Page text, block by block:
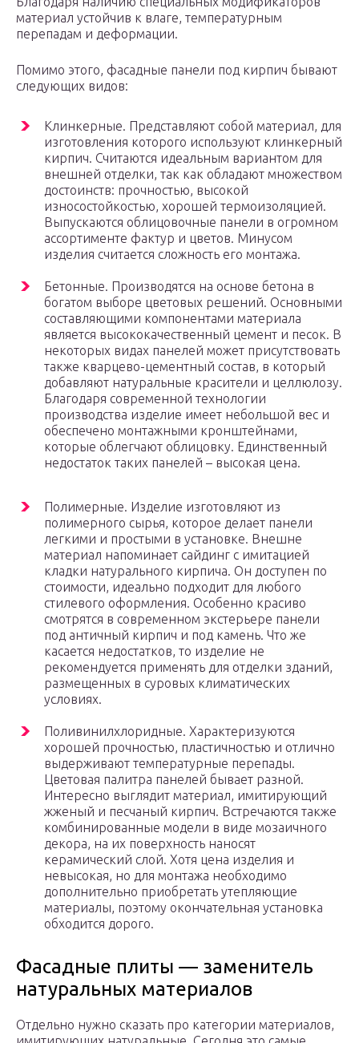
материал устойчив к влаге, температурным
перепадам и деформации.
Помимо этого, фасадные панели под кирпич бывают
следующих видов:
Клинкерные. Представляют собой материал, для
изготовления которого используют клинкерный
кирпич. Считаются идеальным вариантом для
внешней отделки, так как обладают множеством
достоинств: прочностью, высокой
износостойкостью, хорошей термоизоляцией.
Выпускаются облицовочные панели в огромном
ассортименте фактур и цветов. Минусом
изделия считается сложность его монтажа.
Бетонные. Производятся на основе бетона в
богатом выборе цветовых решений. Основными
составляющими компонентами материала
является высококачественный цемент и песок. В
некоторых видах панелей может присутствовать
также кварцево-цементный состав, в который
добавляют натуральные красители и целлюлозу.
Благодаря современной технологии
производства изделие имеет небольшой вес и
обеспечено монтажными кронштейнами,
которые облегчают облицовку. Единственный
недостаток таких панелей – высокая цена.
Полимерные. Изделие изготовляют из
полимерного сырья, которое делает панели
легкими и простыми в установке. Внешне
материал напоминает сайдинг с имитацией
кладки натурального кирпича. Он доступен по
стоимости, идеально подходит для любого
стилевого оформления. Особенно красиво
смотрятся в современном экстерьере панели
под античный кирпич и под камень. Что же
касается недостатков, то изделие не
рекомендуется применять для отделки зданий,
размещенных в суровых климатических
условиях.
Поливинилхлоридные. Характеризуются
хорошей прочностью, пластичностью и отлично
выдерживают температурные перепады.
Цветовая палитра панелей бывает разной.
Интересно выглядит материал, имитирующий
жженый и песчаный кирпич. Встречаются также
комбинированные модели в виде мозаичного
декора, на их поверхность наносят
керамический слой. Хотя цена изделия и
невысокая, но для монтажа необходимо
дополнительно приобретать утепляющие
материалы, поэтому окончательная установка
обходится дорого.
Фасадные плиты — заменитель
натуральных материалов
Отдельно нужно сказать про категории материалов,